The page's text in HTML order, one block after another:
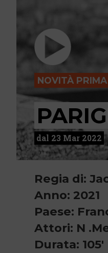
NOVITÀ
dal 23 Mar 2022
Regia di:
Anno: 2021
Paese:
Attori: N
Durata: 105'